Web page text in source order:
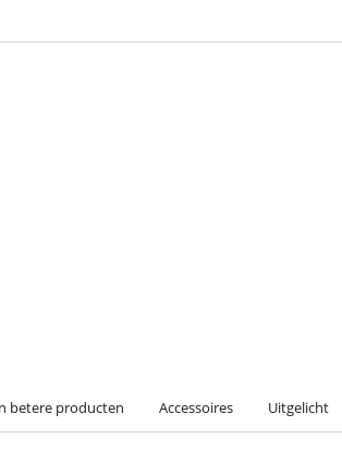
betere producten Accessoires Uitgelicht